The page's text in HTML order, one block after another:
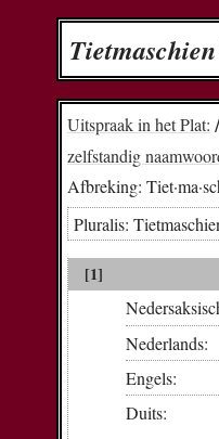
Tiet­ma­schien
Uitspraak in het Plat:
zelfstandig
Afbreking:
Pluralis:
[1]
Nederlands:
Engels:
Duits: